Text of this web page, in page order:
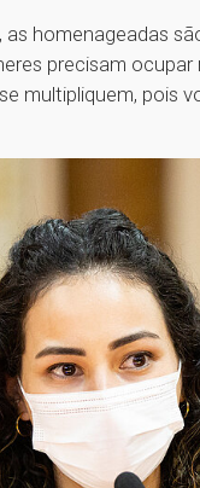
homenageadas
precisam
multipliquem, pois